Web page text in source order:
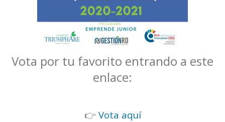
Vota por tu favorito entrando a este
enlace:
👉 Vota aquí